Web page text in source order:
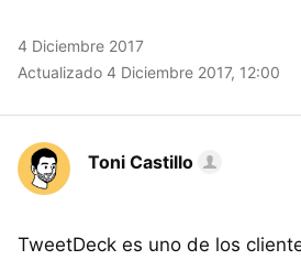
4 Diciembre 2017
Actualizado 4 Diciembre 2017, 12:00
Toni Castillo
TweetDeck es uno de los